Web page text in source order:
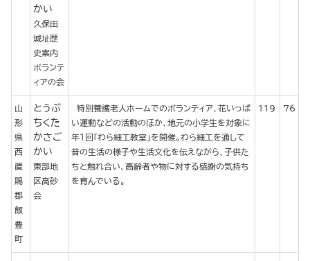
かい
久保田
城址歴
史案内
ボランテ
ィアの会
山
形
県
西
置
賜
郡
飯
豊
町
とうぶ
ちくた
かさご
かい
東部地
区高砂
会
特別養護老人ホームでのボランティア、花いっぱ
い運動などの活動のほか、地元の小学生を対象に
年１回「わら細工教室」を開催。わら細工を通して
昔の生活の様子や生活文化を伝えながら、子供た
ちと触れ合い、高齢者や物に対する感謝の気持ち
を育んでいる。
119 76